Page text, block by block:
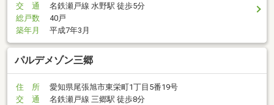
交 通
名鉄瀬戸線 水野駅 徒歩5分
総戸数
40戸
築年月
平成7年3月
パルデメゾン三郷
住 所
愛知県尾張旭市東栄町1丁目5番19号
交 通
名鉄瀬戸線 三郷駅 徒歩8分